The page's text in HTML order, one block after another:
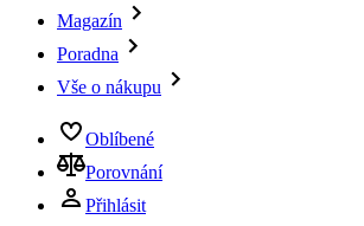
Magazín
Poradna
Vše o nákupu
Oblíbené
Porovnání
Přihlásit